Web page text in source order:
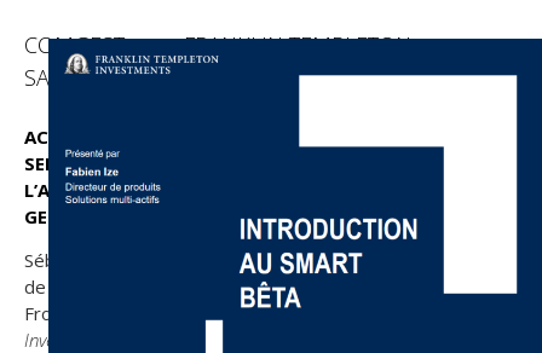
COMGEST
SA
ACTIONS
SELON
L’ALLOCATION
GEOFRAPHIQUE
Sébastien
de
Frouville,
Investor
FRANKLIN TEMPLETON